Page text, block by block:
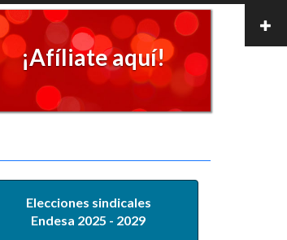
¡Afíliate aquí!
Elecciones sindicales
Endesa 2025 - 2029